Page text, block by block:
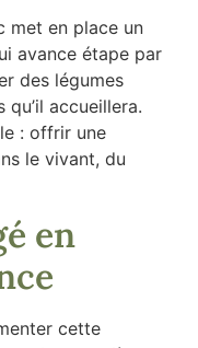
met en place un
avance étape par
des légumes
accueillera.
: offrir une
le vivant, du
en
cette